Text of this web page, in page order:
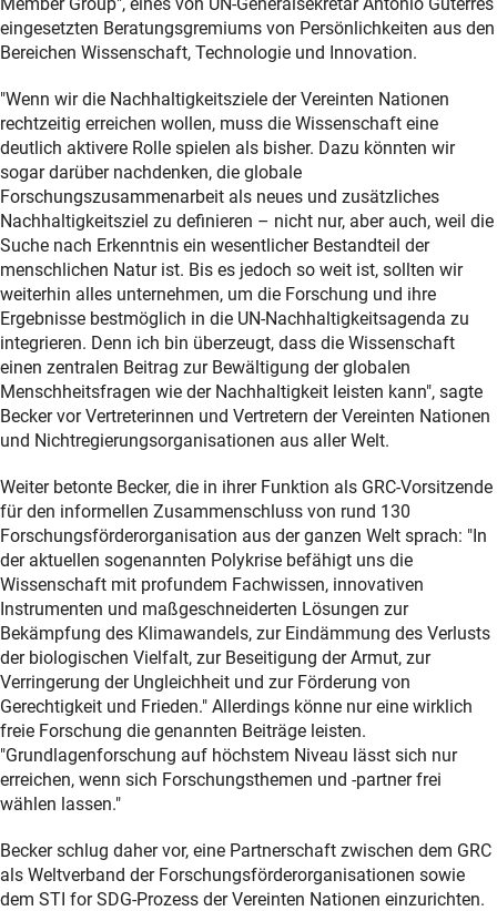
eingesetzten Beratungsgremiums von Persönlichkeiten aus den
Bereichen Wissenschaft, Technologie und Innovation.
"Wenn wir die Nachhaltigkeitsziele der Vereinten Nationen
rechtzeitig erreichen wollen, muss die Wissenschaft eine
deutlich aktivere Rolle spielen als bisher. Dazu könnten wir
sogar darüber nachdenken, die globale
Forschungszusammenarbeit als neues und zusätzliches
Nachhaltigkeitsziel zu definieren – nicht nur, aber auch, weil die
Suche nach Erkenntnis ein wesentlicher Bestandteil der
menschlichen Natur ist. Bis es jedoch so weit ist, sollten wir
weiterhin alles unternehmen, um die Forschung und ihre
Ergebnisse bestmöglich in die UN-Nachhaltigkeitsagenda zu
integrieren. Denn ich bin überzeugt, dass die Wissenschaft
einen zentralen Beitrag zur Bewältigung der globalen
Menschheitsfragen wie der Nachhaltigkeit leisten kann", sagte
Becker vor Vertreterinnen und Vertretern der Vereinten Nationen
und Nichtregierungsorganisationen aus aller Welt.
Weiter betonte Becker, die in ihrer Funktion als GRC-Vorsitzende
für den informellen Zusammenschluss von rund 130
Forschungsförderorganisation aus der ganzen Welt sprach: "In
der aktuellen sogenannten Polykrise befähigt uns die
Wissenschaft mit profundem Fachwissen, innovativen
Instrumenten und maßgeschneiderten Lösungen zur
Bekämpfung des Klimawandels, zur Eindämmung des Verlusts
der biologischen Vielfalt, zur Beseitigung der Armut, zur
Verringerung der Ungleichheit und zur Förderung von
Gerechtigkeit und Frieden." Allerdings könne nur eine wirklich
freie Forschung die genannten Beiträge leisten.
"Grundlagenforschung auf höchstem Niveau lässt sich nur
erreichen, wenn sich Forschungsthemen und -partner frei
wählen lassen."
Becker schlug daher vor, eine Partnerschaft zwischen dem GRC
als Weltverband der Forschungsförderorganisationen sowie
dem STI for SDG-Prozess der Vereinten Nationen einzurichten.